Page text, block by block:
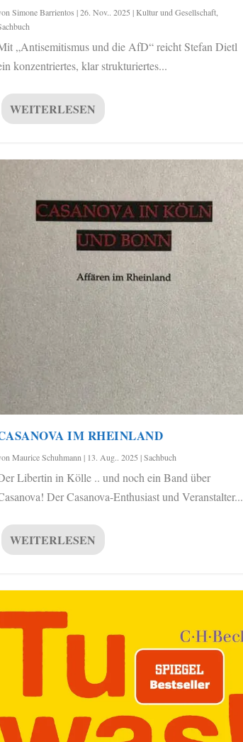
Simone Barrientos |26. Nov.. 2025 |Kultur und Gesellschaft,
„Antisemitismus und die AfD“ reicht Stefan Dietl
konzentriertes, klar strukturiertes...
WEITERLESEN
IM RHEINLAND
Maurice Schuhmann| 13. Aug.. 2025 |Sachbuch
Libertin in Kölle .. und noch ein Band über
Der Casanova-Enthusiast und Veranstalter...
WEITERLESEN